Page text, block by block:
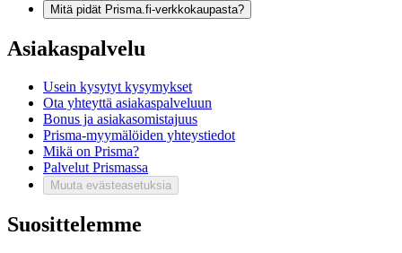
Mitä pidät Prisma.fi-verkkokaupasta?
Asiakaspalvelu
Usein kysytyt kysymykset
Ota yhteyttä asiakaspalveluun
Bonus ja asiakasomistajuus
Prisma-myymälöiden yhteystiedot
Mikä on Prisma?
Palvelut Prismassa
Muuta evästeasetuksia
Suosittelemme